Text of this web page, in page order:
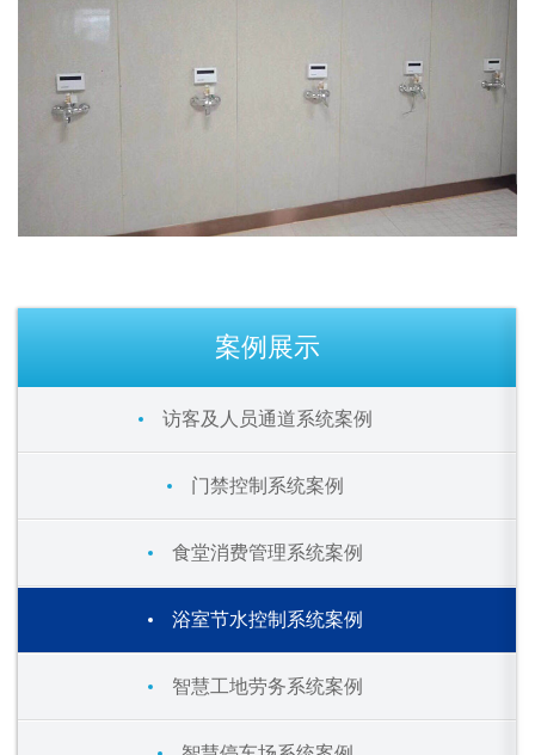
案例展示
访客及人员通道系统案例
门禁控制系统案例
食堂消费管理系统案例
浴室节水控制系统案例
智慧工地劳务系统案例